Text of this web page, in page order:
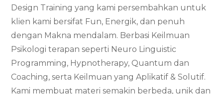
Design Training yang kami persembahkan untuk
klien kami bersifat Fun, Energik, dan penuh
dengan Makna mendalam. Berbasi Keilmuan
Psikologi terapan seperti Neuro Linguistic
Programming, Hypnotherapy, Quantum dan
Coaching, serta Keilmuan yang Aplikatif & Solutif.
Kami membuat materi semakin berbeda, unik dan